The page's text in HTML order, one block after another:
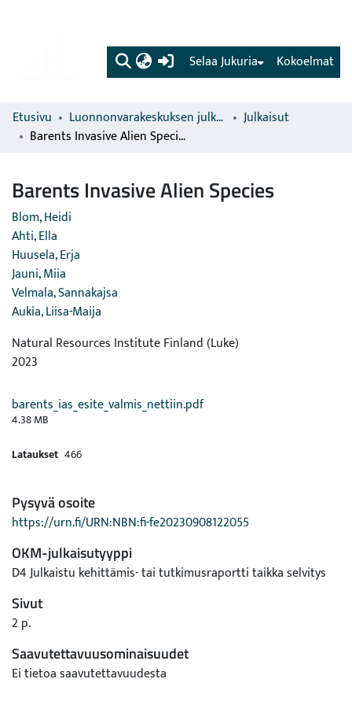
(current) Kokoelmat
Selaa Jukuria
Etusivu Luonnonvarakeskuksen julkaisut
Julkaisut
Barents Invasive Alien Species
Barents Invasive Alien Species
Blom, Heidi
Ahti, Ella
Huusela, Erja
Jauni, Miia
Velmala, Sannakajsa
Aukia, Liisa-Maija
Natural Resources Institute Finland (Luke)
2023
barents_ias_esite_valmis_nettiin.pdf
4.38 MB
Lataukset 466
Pysyvä osoite
https://urn.fi/URN:NBN:fi-fe20230908122055
OKM-julkaisutyyppi
D4 Julkaistu kehittämis- tai tutkimusraportti taikka selvitys
Sivut
2 p.
Saavutettavuusominaisuudet
Ei tietoa saavutettavuudesta